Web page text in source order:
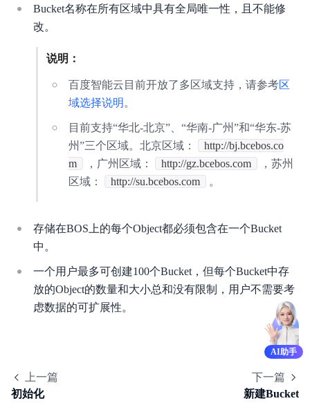
功能发布记录
安全与合规
快速入门
视频专区
开发者指南
数据魔方
Bucket名称在所有区域中具有全局唯一性，且不能修
改。
说明：
百度智能云目前开放了多区域支持，请参考区
域选择说明 。
目前支持“华北-北京”、“华南-广州”和“华东-苏
州”三个区域。北京区域：
http://bj.bcebos.co
m
，广州区域： http://gz.bcebos.com
，苏州
区域：
http://su.bcebos.com 。
存储在BOS上的每个Object都必须包含在一个Bucket
中。
一个用户最多可创建100个Bucket，但每个Bucket中存
放的Object的数量和大小总和没有限制，用户不需要考
虑数据的可扩展性。
上一篇
初始化
下一篇
新建Bucket
AI助手